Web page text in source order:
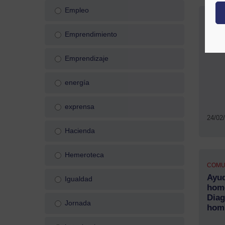
24/
Empleo
Emprendimiento
Emprendizaje
energía
exprensa
Hacienda
Hemeroteca
Igualdad
Jornada